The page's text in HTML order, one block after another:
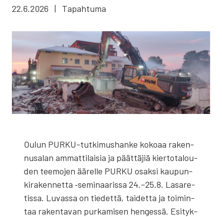
22.6.2026 | Tapahtuma
Oulun PUR­KU-tut­ki­mus­han­ke koko­aa raken­
nusa­lan ammat­ti­lai­sia ja päät­tä­jiä kier­to­ta­lou­
den tee­mo­jen äärel­le PURKU osak­si kau­pun­
ki­ra­ken­net­ta ‑semi­naa­ris­sa 24.–25.8. Lasa­re­
tis­sa. Luvas­sa on tie­det­tä, tai­det­ta ja toi­min­
taa raken­ta­van pur­ka­mi­sen hen­ges­sä. Esi­tyk­